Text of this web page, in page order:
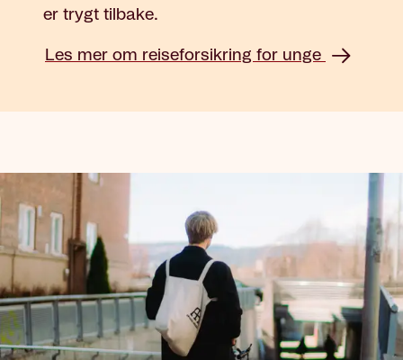
er trygt tilbake.
Les mer om reiseforsikring for unge